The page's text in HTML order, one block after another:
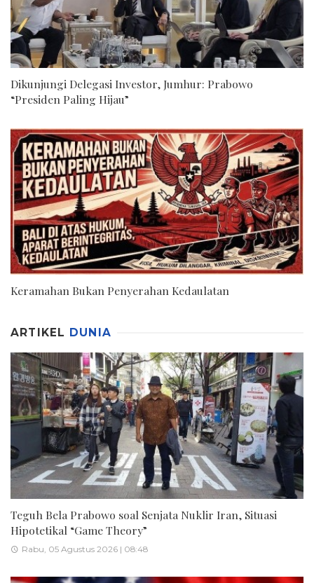
Dikunjungi Delegasi Investor, Jumhur: Prabowo
“Presiden Paling Hijau”
Keramahan Bukan Penyerahan Kedaulatan
ARTIKEL DUNIA
Teguh Bela Prabowo soal Senjata Nuklir Iran, Situasi
Hipotetikal “Game Theory”
Rabu, 05 Agustus 2026 | 08:48